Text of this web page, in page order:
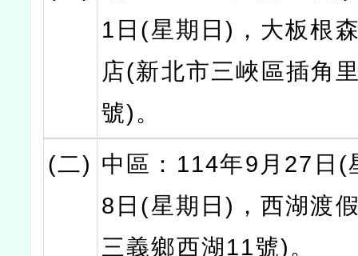
1日(星期日)，大板根
店(新北市三峽區插角
號)。
(二) 中區：114年9月27日(
8日(星期日)，西湖渡
三義鄉西湖11號)。